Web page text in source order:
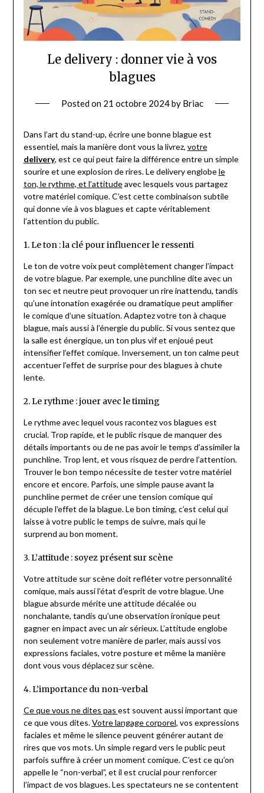
Le delivery : donner vie à vos
blagues
Posted on 21 octobre 2024by Briac
Dans l’art du stand-up, écrire une bonne blague est
essentiel, mais la manière dont vous la livrez, votre
delivery, est ce qui peut faire la différence entre un simple
sourire et une explosion de rires. Le delivery englobele
ton, le rythme, et l’attitudeavec lesquels vous partagez
votre matériel comique. C’est cette combinaison subtile
qui donne vie à vos blagues et capte véritablement
l’attention du public.
1. Le ton : la clé pour influencer le ressenti
Le ton de votre voix peut complètement changer l’impact
de votre blague. Par exemple, une punchline dite avec un
ton sec et neutre peut provoquer un rire inattendu, tandis
qu’une intonation exagérée ou dramatique peut amplifier
le comique d’une situation. Adaptez votre ton à chaque
blague, mais aussi à l’énergie du public. Si vous sentez que
la salle est énergique, un ton plus vif et enjoué peut
intensifier l’effet comique. Inversement, un ton calme peut
accentuer l’effet de surprise pour des blagues à chute
lente.
2. Le rythme : jouer avec le timing
Le rythme avec lequel vous racontez vos blagues est
crucial. Trop rapide, et le public risque de manquer des
détails importants ou de ne pas avoir le temps d’assimiler la
punchline. Trop lent, et vous risquez de perdre l’attention.
Trouver le bon tempo nécessite de tester votre matériel
encore et encore. Parfois, une simple pause avant la
punchline permet de créer une tension comique qui
décuple l’effet de la blague. Le bon timing, c’est celui qui
laisse à votre public le temps de suivre, mais qui le
surprend au bon moment​.
3. L’attitude : soyez présent sur scène
Votre attitude sur scène doit refléter votre personnalité
comique, mais aussi l’état d’esprit de votre blague. Une
blague absurde mérite une attitude décalée ou
nonchalante, tandis qu’une observation ironique peut
gagner en impact avec un air sérieux. L’attitude englobe
non seulement votre manière de parler, mais aussi vos
expressions faciales, votre posture et même la manière
dont vous vous déplacez sur scène.
4. L’importance du non-verbal
Ce que vous ne dites pas est souvent aussi important que
ce que vous dites.Votre langage corporel, vos expressions
faciales et même le silence peuvent générer autant de
rires que vos mots. Un simple regard vers le public peut
parfois suffire à créer un moment comique. C’est ce qu’on
appelle le “non-verbal”, et il est crucial pour renforcer
l’impact de vos blagues. Les spectateurs ne se contentent